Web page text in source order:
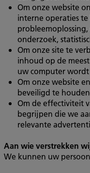
Om onze website
interne operaties
onderzoek,
Om onze site te
inhoud op de
uw computer
Om onze website
beveiligd te
Om de effectiviteit
begrijpen die we
relevante
Aan wie verstrekken
We kunnen uw